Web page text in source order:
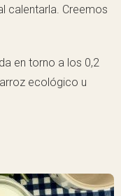
calentarla. Creemos
en torno a los 0,2
ecológico u